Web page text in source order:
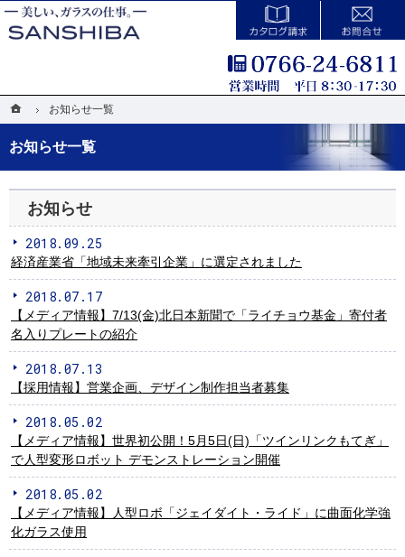
ホームお知らせ一覧
お知らせ一覧
国内最大級の設備と匠の技術。ガラスの加工・製造なら当社へ。
強化ガラス・合わせガラス・デザインガラスなどの加工・製造なら三芝硝材
お知らせ
2018.09.25
経済産業省「地域未来牽引企業」に選定されました
2018.07.17
【メディア情報】7/13(金)北日本新聞で「ライチョウ基金」寄付者
名入りプレートの紹介
2018.07.13
【採用情報】営業企画、デザイン制作担当者募集
2018.05.02
【メディア情報】世界初公開！5月5日(日)「ツインリンクもてぎ」
で人型変形ロボット デモンストレーション開催
2018.05.02
【メディア情報】人型ロボ「ジェイダイト・ライド」に曲面化学強
化ガラス使用
ホームお知らせ一覧